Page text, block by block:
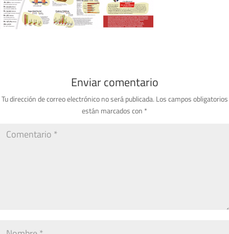
Enviar comentario
Tu dirección de correo electrónico no será publicada. Los campos obligatorios
están marcados con *